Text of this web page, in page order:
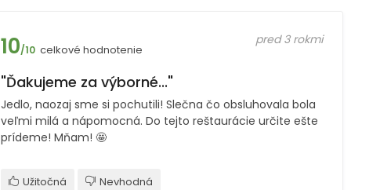
10/10 celkové hodnotenie
pred 3 rokmi
"Ďakujeme za výborné..."
Jedlo, naozaj sme si pochutili! Slečna čo obsluhovala bola
veľmi milá a nápomocná. Do tejto reštaurácie určite ešte
prídeme! Mňam! 🤩
Užitočná Nevhodná